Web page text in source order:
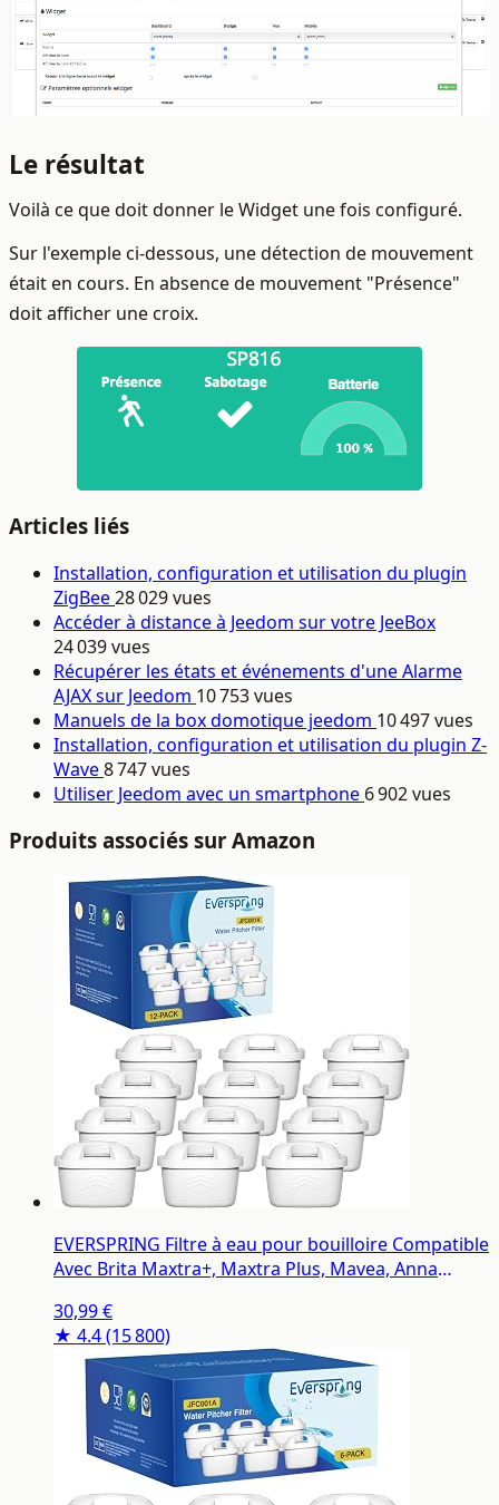
Le résultat
Voilà ce que doit donner le Widget une fois configuré.
Sur l'exemple ci-dessous, une détection de mouvement
était en cours. En absence de mouvement "Présence"
doit afficher une croix.
Articles liés
Installation, configuration et utilisation du plugin
ZigBee28 029 vues
Accéder à distance à Jeedom sur votre JeeBox
24 039 vues
Récupérer les états et événements d'une Alarme
AJAX sur Jeedom 10 753 vues
Manuels de la box domotique jeedom 10 497 vues
Installation, configuration et utilisation du plugin Z-
Wave8 747 vues
Utiliser Jeedom avec un smartphone 6 902 vues
Produits associés sur Amazon
EVERSPRING Filtre à eau pour bouilloire Compatible
Avec Brita Maxtra+, Maxtra Plus, Mavea, Anna
30,99 €
★ 4.4(15 800)